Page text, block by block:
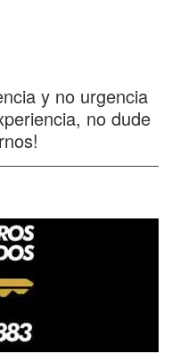
y no urgencia
no dude